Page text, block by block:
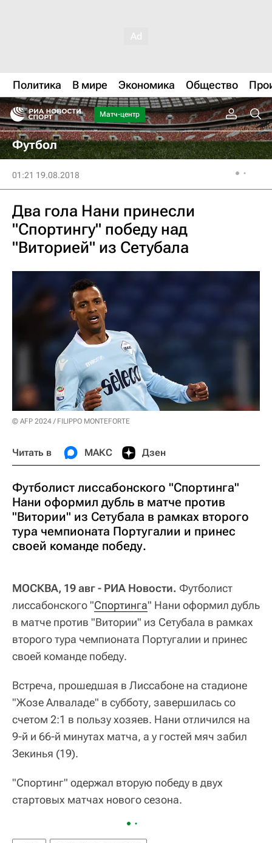
Политика В мире Экономика Общество
Матч-центр
Футбол
01:21 19.08.2018
Два гола Нани принесли
"Спортингу" победу над
"Виторией" из Сетубала
© AFP 2024 / FILIPPO MONTEFORTE
Читать в МАКС Дзен
Футболист лиссабонского "Спортинга"
Нани оформил дубль в матче против
"Витории" из Сетубала в рамках второго
тура чемпионата Португалии и принес
своей команде победу.
МОСКВА, 19 авг - РИА Новости. Футболист
лиссабонского "Спортинга" Нани оформил дубль
в матче против "Витории" из Сетубала в рамках
второго тура чемпионата Португалии и принес
своей команде победу.
Встреча, прошедшая в Лиссабоне на стадионе
"Жозе Алваладе" в субботу, завершилась со
счетом 2:1 в пользу хозяев. Нани отличился на
9-й и 66-й минутах матча, а у гостей мяч забил
Зекинья (19).
"Спортинг" одержал вторую победу в двух
стартовых матчах нового сезона.